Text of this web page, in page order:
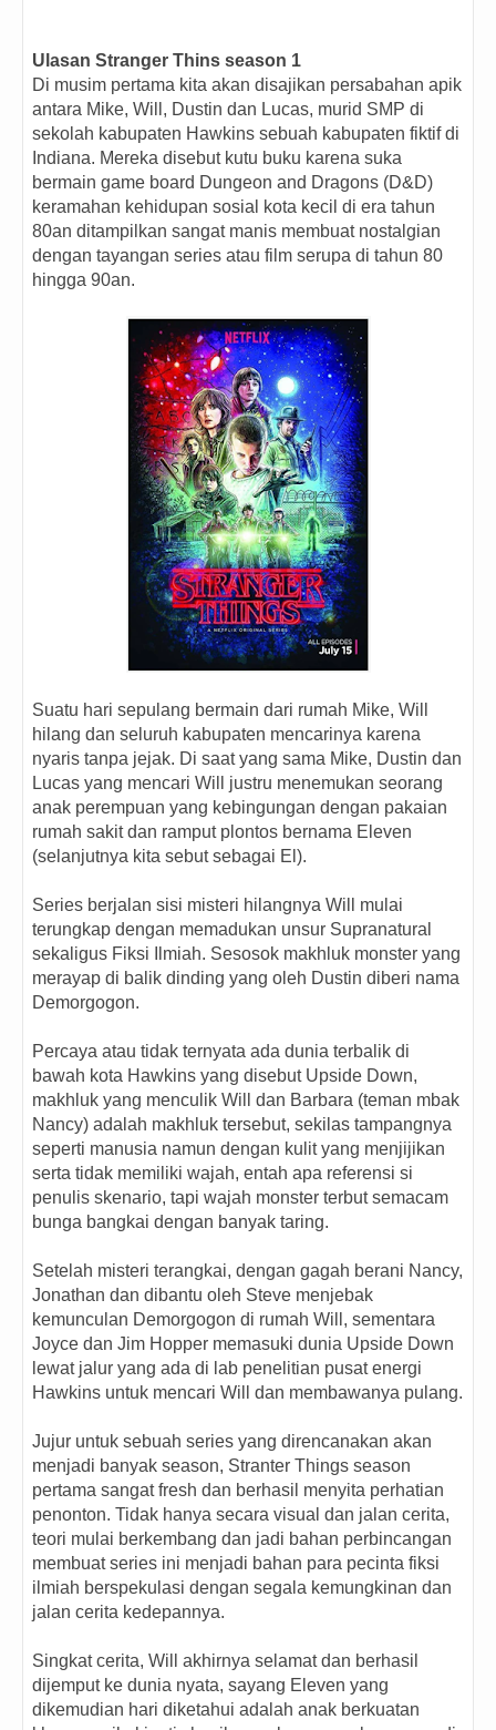
Ulasan Stranger Thins season 1
Di musim pertama kita akan disajikan persabahan apik
antara Mike, Will, Dustin dan Lucas, murid SMP di
sekolah kabupaten Hawkins sebuah kabupaten fiktif di
Indiana. Mereka disebut kutu buku karena suka
bermain game board Dungeon and Dragons (D&D)
keramahan kehidupan sosial kota kecil di era tahun
80an ditampilkan sangat manis membuat nostalgian
dengan tayangan series atau film serupa di tahun 80
hingga 90an.
Suatu hari sepulang bermain dari rumah Mike, Will
hilang dan seluruh kabupaten mencarinya karena
nyaris tanpa jejak. Di saat yang sama Mike, Dustin dan
Lucas yang mencari Will justru menemukan seorang
anak perempuan yang kebingungan dengan pakaian
rumah sakit dan ramput plontos bernama Eleven
(selanjutnya kita sebut sebagai El).
Series berjalan sisi misteri hilangnya Will mulai
terungkap dengan memadukan unsur Supranatural
sekaligus Fiksi Ilmiah. Sesosok makhluk monster yang
merayap di balik dinding yang oleh Dustin diberi nama
Demorgogon.
Percaya atau tidak ternyata ada dunia terbalik di
bawah kota Hawkins yang disebut Upside Down,
makhluk yang menculik Will dan Barbara (teman mbak
Nancy) adalah makhluk tersebut, sekilas tampangnya
seperti manusia namun dengan kulit yang menjijikan
serta tidak memiliki wajah, entah apa referensi si
penulis skenario, tapi wajah monster terbut semacam
bunga bangkai dengan banyak taring.
Setelah misteri terangkai, dengan gagah berani Nancy,
Jonathan dan dibantu oleh Steve menjebak
kemunculan Demorgogon di rumah Will, sementara
Joyce dan Jim Hopper memasuki dunia Upside Down
lewat jalur yang ada di lab penelitian pusat energi
Hawkins untuk mencari Will dan membawanya pulang.
Jujur untuk sebuah series yang direncanakan akan
menjadi banyak season, Stranter Things season
pertama sangat fresh dan berhasil menyita perhatian
penonton. Tidak hanya secara visual dan jalan cerita,
teori mulai berkembang dan jadi bahan perbincangan
membuat series ini menjadi bahan para pecinta fiksi
ilmiah berspekulasi dengan segala kemungkinan dan
jalan cerita kedepannya.
Singkat cerita, Will akhirnya selamat dan berhasil
dijemput ke dunia nyata, sayang Eleven yang
dikemudian hari diketahui adalah anak berkuatan